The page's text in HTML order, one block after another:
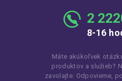
2
8-16
Máte akúkoľvek
produktov a služieb?
zavolajte. Odpovieme,